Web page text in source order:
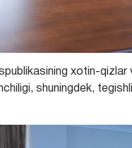
xotin-
shuningdek,